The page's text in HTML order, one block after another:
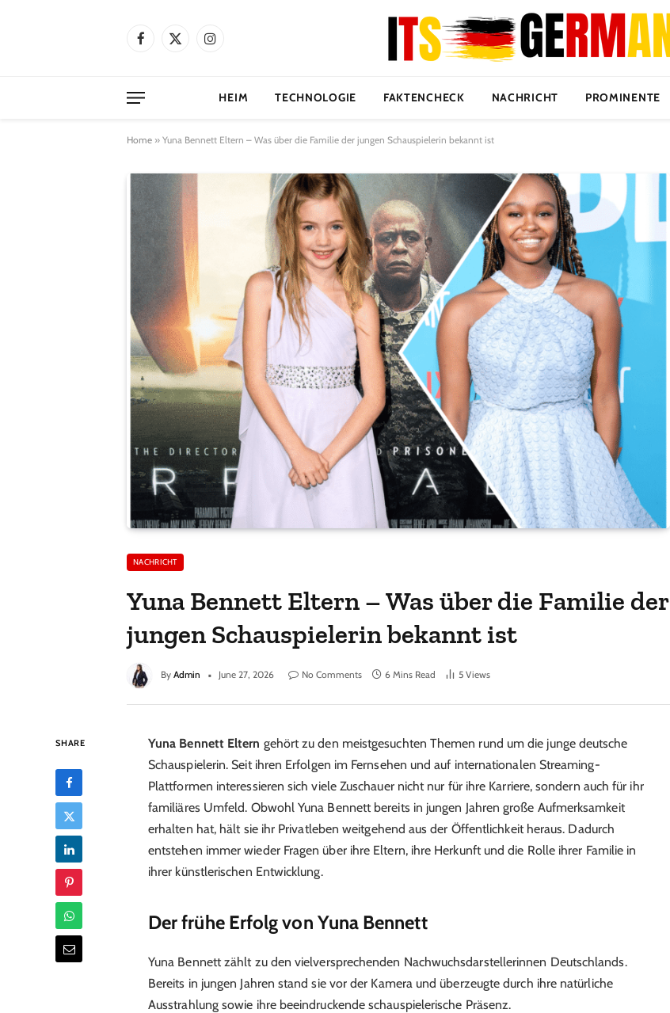
Facebook
X
Instagram
HEIM TECHNOLOGIE FAKTENCHECK NACHRICHT PROMINENTE
Home » Yuna Bennett Eltern – Was über die Familie der jungen Schauspielerin bekannt ist
NACHRICHT
Yuna Bennett Eltern – Was über die Familie der
jungen Schauspielerin bekannt ist
By Admin June 27, 2026 No Comments 6 Mins Read 5 Views
SHARE Yuna Bennett Eltern gehört zu den meistgesuchten Themen rund um die junge deutsche
Schauspielerin. Seit ihren Erfolgen im Fernsehen und auf internationalen Streaming-
Plattformen interessieren sich viele Zuschauer nicht nur für ihre Karriere, sondern auch für ihr
familiäres Umfeld. Obwohl Yuna Bennett bereits in jungen Jahren große Aufmerksamkeit
erhalten hat, hält sie ihr Privatleben weitgehend aus der Öffentlichkeit heraus. Dadurch
entstehen immer wieder Fragen über ihre Eltern, ihre Herkunft und die Rolle ihrer Familie in
ihrer künstlerischen Entwicklung.
Der frühe Erfolg von Yuna Bennett
Yuna Bennett zählt zu den vielversprechenden Nachwuchsdarstellerinnen Deutschlands.
Bereits in jungen Jahren stand sie vor der Kamera und überzeugte durch ihre natürliche
Ausstrahlung sowie ihre beeindruckende schauspielerische Präsenz.